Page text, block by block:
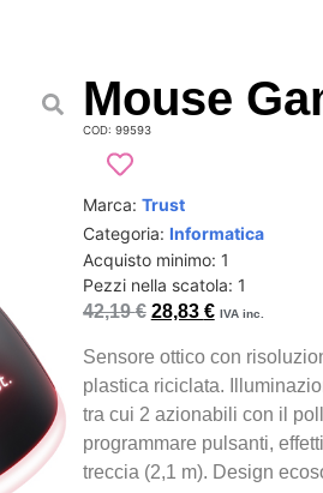
Mouse
COD: 99593
Marca: Trust
Categoria: Informatica
Acquisto minimo: 1
Pezzi nella scatola: 1
42,19€ 28,83 € IVA inc.
Sensore ottico con
plastica riciclata.
tra cui 2 azionabili con il
programmare pulsanti,
treccia (2,1 m). Design